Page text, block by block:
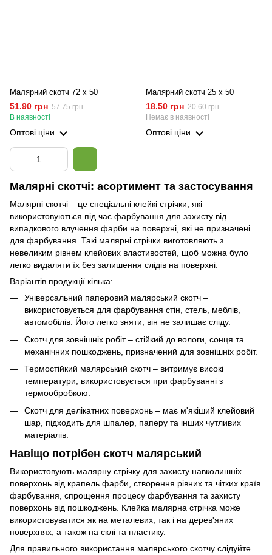
Малярний скотч 72 х 50
51.90 грн 57.75 грн
В наявності
Оптові ціни
Малярний скотч 25 х 50
18.50 грн 20.60 грн
Немає в наявності
Оптові ціни
Малярні скотчі: асортимент та застосування
Малярні скотчі – це спеціальні клейкі стрічки, які
використовуються під час фарбування для захисту від
випадкового влучення фарби на поверхні, які не призначені
для фарбування. Такі малярні стрічки виготовляють з
невеликим рівнем клейових властивостей, щоб можна було
легко видаляти їх без залишення слідів на поверхні.
Варіантів продукції кілька:
Універсальний паперовий малярський скотч –
використовується для фарбування стін, стель, меблів,
автомобілів. Його легко зняти, він не залишає сліду.
Скотч для зовнішніх робіт – стійкий до вологи, сонця та
механічних пошкоджень, призначений для зовнішніх робіт.
Термостійкий малярський скотч – витримує високі
температури, використовується при фарбуванні з
термообробкою.
Скотч для делікатних поверхонь – має м'якіший клейовий
шар, підходить для шпалер, паперу та інших чутливих
матеріалів.
Навіщо потрібен скотч малярський
Використовують малярну стрічку для захисту навколишніх
поверхонь від крапель фарби, створення рівних та чітких країв
фарбування, спрощення процесу фарбування та захисту
поверхонь від пошкоджень. Клейка малярна стрічка може
використовуватися як на металевих, так і на дерев'яних
поверхнях, а також на склі та пластику.
Для правильного використання малярського скотчу слідуйте